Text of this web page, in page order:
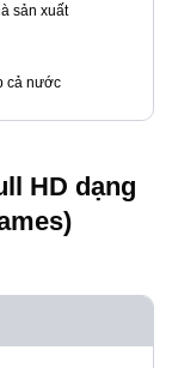
sản xuất
cả nước
HD dạng